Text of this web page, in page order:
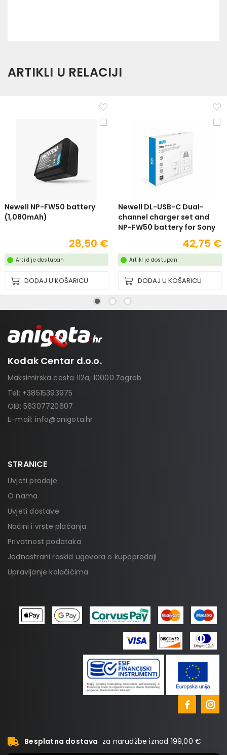
ARTIKLI U RELACIJI
Newell NP-FW50 battery
(1,080mAh)
28,50 €
Artikl je dostupan
DODAJ U KOŠARICU
Newell DL-USB-C Dual-
channel charger set and
NP-FW50 battery for Sony
42,75 €
Artikl je dostupan
DODAJ U KOŠARICU
Kodak Centar d.o.o.
Maksimirska cesta 112a, 10000 Zagreb
Tel: +38515393975
OIB: 56307720607
E-mail: info@anigota.hr
STRANICE
Uvjeti prodaje
O nama
Uvjeti dostave
Načini i vrste plaćanja
Privatnost podataka
Jednostrani raskid ugovora o kupoprodaji
Upravljanje kolačićima
Besplatna dostava za narudžbe iznad 199,00 €